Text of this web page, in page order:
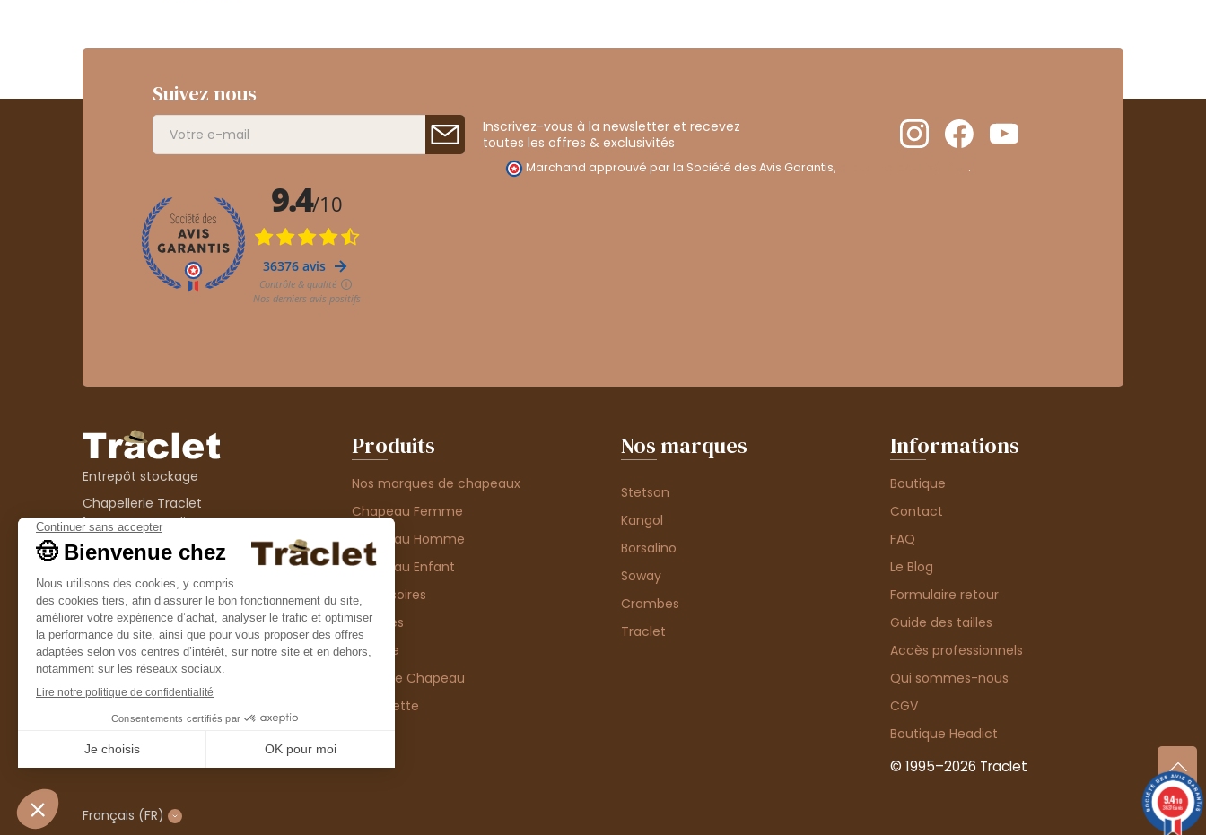
Suivez nous
Inscrivez-vous à la newsletter et recevez
toutes les offres & exclusivités
Marchand approuvé par la Société des Avis Garantis, .
Entrepôt stockage
Chapellerie Traclet
14 Impasse Bardin
42300 Roanne
contact@chapellerie-traclet.com
Boutique
Chapellerie Traclet
4 rue de Cadore
42300 Roanne
Produits
Nos marques de chapeaux
Chapeau Femme
Chapeau Homme
Chapeau Enfant
Accessoires
Thèmes
Matière
Type de Chapeau
Casquette
Nos marques
Stetson
Kangol
Borsalino
Soway
Crambes
Traclet
Informations
Boutique
Contact
FAQ
Le Blog
Formulaire retour
Guide des tailles
Accès professionnels
Qui sommes-nous
CGV
Boutique Headict
© 1995–2026 Traclet
Français (FR)
9.4/10
36376 avis